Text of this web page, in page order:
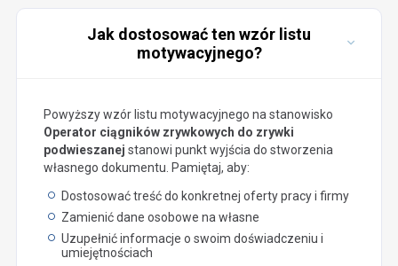
Jak dostosować ten wzór listu
motywacyjnego?
Powyższy wzór listu motywacyjnego na stanowisko
Operator ciągników zrywkowych do zrywki
podwieszanej stanowi punkt wyjścia do stworzenia
własnego dokumentu. Pamiętaj, aby:
Dostosować treść do konkretnej oferty pracy i firmy
Zamienić dane osobowe na własne
Uzupełnić informacje o swoim doświadczeniu i
umiejętnościach